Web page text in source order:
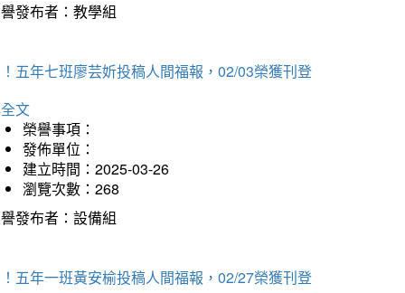
發布者：教學組
五年七班廖芸妡投稿人間福報，02/03榮獲刊登
文
榮譽事項：
發佈單位：
建立時間：2025-03-26
瀏覽次數：268
發布者：設備組
五年一班黃安榆投稿人間福報，02/27榮獲刊登